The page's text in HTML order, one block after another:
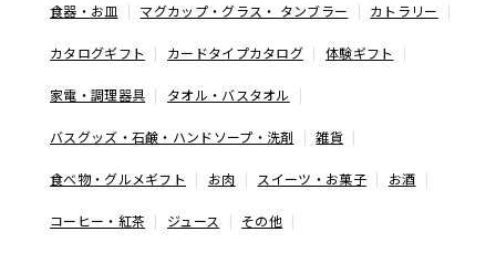
食器・お皿 マグカップ・グラス・ タンブラー カトラリー
カタログギフト カードタイプカタログ 体験ギフト
家電・調理器具 タオル・バスタオル
バスグッズ・石鹸・ハンドソープ・洗剤 雑貨
食べ物・グルメギフト お肉 スイーツ・お菓子 お酒
コーヒー・紅茶 ジュース その他